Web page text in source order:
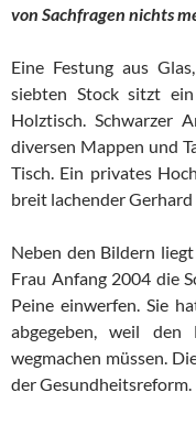
von Sachfragen nichts
Eine Festung aus
siebten Stock sitzt
Holztisch. Schwarzer
diversen Mappen und
Tisch. Ein privates
breit lachender Gerhard
Neben den Bildern
Frau Anfang 2004 die
Peine einwerfen. Sie
abgegeben, weil
wegmachen müssen.
der Gesundheitsreform.